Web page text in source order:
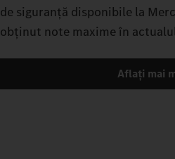
de siguranță disponibile la
obținut note maxime în
Aflați mai